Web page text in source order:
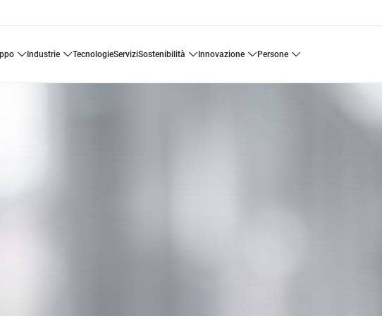
industrie tecnologie servizi sostenibilità innovazione persone